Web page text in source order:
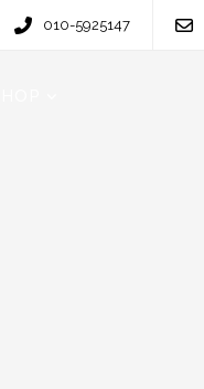
010-5925147